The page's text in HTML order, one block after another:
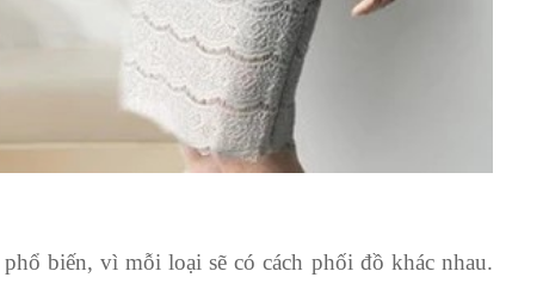
biến, vì mỗi loại sẽ có cách phối đồ khác nhau.